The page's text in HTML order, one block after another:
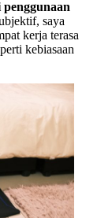
saya
kerja terasa
kebiasaan